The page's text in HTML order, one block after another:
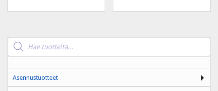
Products
search
Asennustuotteet